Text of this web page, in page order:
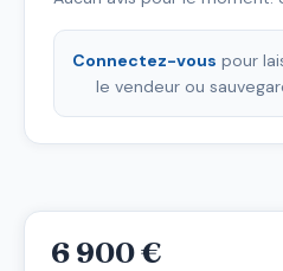
Connectez-vous pour
le vendeur ou
6 900 €